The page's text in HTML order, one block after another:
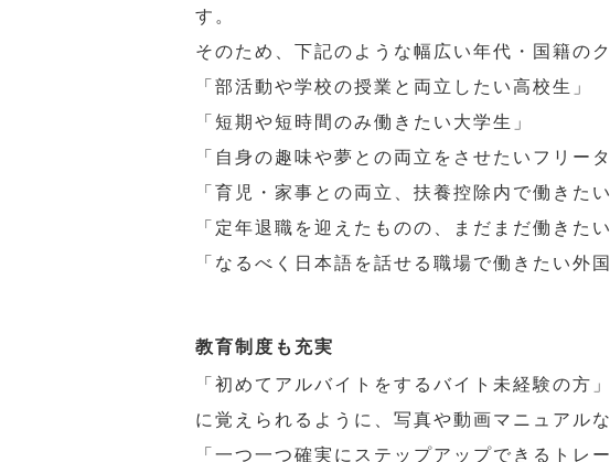
す。
そのため、下記のような幅広い年代・国籍の
「部活動や学校の授業と両立したい高校生」
「短期や短時間のみ働きたい大学生」
「自身の趣味や夢との両立をさせたいフリータ
「育児・家事との両立、扶養控除内で働きた
「定年退職を迎えたものの、まだまだ働きた
「なるべく日本語を話せる職場で働きたい外
教育制度も充実
「初めてアルバイトをするバイト未経験の方
に覚えられるように、写真や動画マニュアル
「一つ一つ確実にステップアップできるトレ